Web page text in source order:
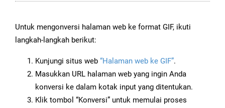
Untuk mengonversi halaman web ke format GIF, ikuti
langkah-langkah berikut:
Kunjungi situs web “Halaman web ke GIF”.
Masukkan URL halaman web yang ingin Anda
konversi ke dalam kotak input yang ditentukan.
Klik tombol “Konversi” untuk memulai proses